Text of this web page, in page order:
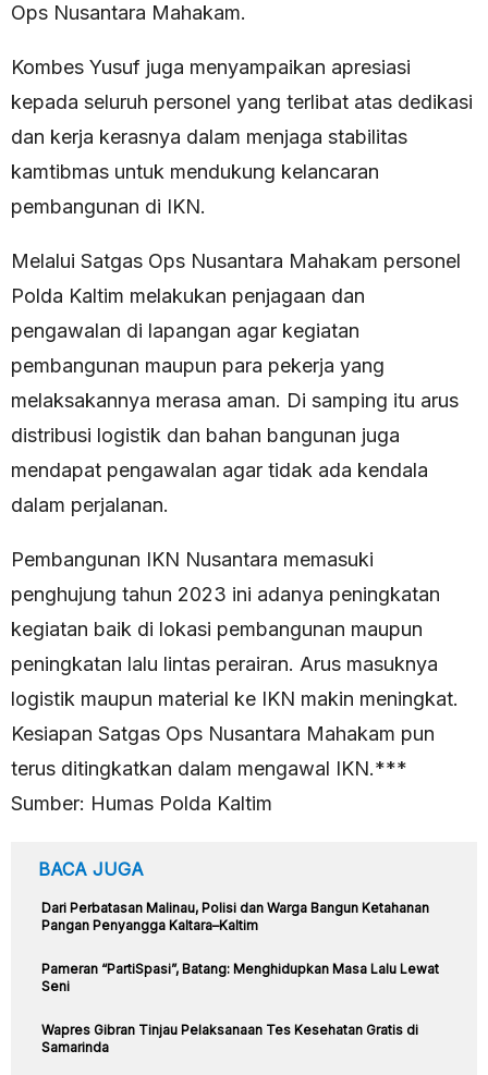
Ops Nusantara Mahakam.
Kombes Yusuf juga menyampaikan apresiasi
kepada seluruh personel yang terlibat atas dedikasi
dan kerja kerasnya dalam menjaga stabilitas
kamtibmas untuk mendukung kelancaran
pembangunan di IKN.
Melalui Satgas Ops Nusantara Mahakam personel
Polda Kaltim melakukan penjagaan dan
pengawalan di lapangan agar kegiatan
pembangunan maupun para pekerja yang
melaksakannya merasa aman. Di samping itu arus
distribusi logistik dan bahan bangunan juga
mendapat pengawalan agar tidak ada kendala
dalam perjalanan.
Pembangunan IKN Nusantara memasuki
penghujung tahun 2023 ini adanya peningkatan
kegiatan baik di lokasi pembangunan maupun
peningkatan lalu lintas perairan. Arus masuknya
logistik maupun material ke IKN makin meningkat.
Kesiapan Satgas Ops Nusantara Mahakam pun
terus ditingkatkan dalam mengawal IKN.***
Sumber: Humas Polda Kaltim
BACA JUGA
Dari Perbatasan Malinau, Polisi dan Warga Bangun Ketahanan
Pangan Penyangga Kaltara–Kaltim
Pameran “PartiSpasi”, Batang: Menghidupkan Masa Lalu Lewat
Seni
Wapres Gibran Tinjau Pelaksanaan Tes Kesehatan Gratis di
Samarinda